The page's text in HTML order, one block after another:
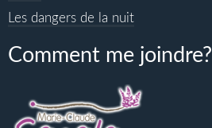
Les dangers de la nuit
Comment me joindre?